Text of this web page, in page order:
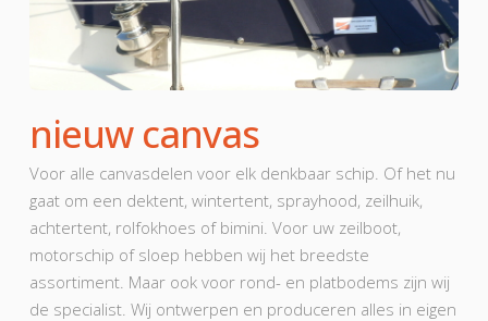
nieuw canvas
Voor alle canvasdelen voor elk denkbaar schip. Of het nu
gaat om een dektent, wintertent, sprayhood, zeilhuik,
achtertent, rolfokhoes of bimini. Voor uw zeilboot,
motorschip of sloep hebben wij het breedste
assortiment. Maar ook voor rond- en platbodems zijn wij
de specialist. Wij ontwerpen en produceren alles in eigen